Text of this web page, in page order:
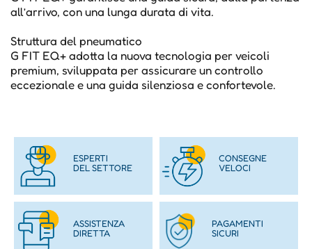
all’arrivo, con una lunga durata di vita.
Struttura del pneumatico
G FIT EQ+ adotta la nuova tecnologia per veicoli
premium, sviluppata per assicurare un controllo
eccezionale e una guida silenziosa e confortevole.
ESPERTI
DEL SETTORE
CONSEGNE
VELOCI
ASSISTENZA
DIRETTA
PAGAMENTI
SICURI